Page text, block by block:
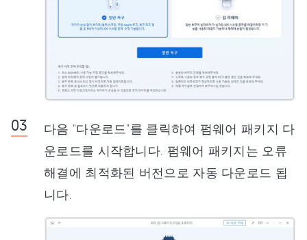
다음 "다운로드"를 클릭하여 펌웨어 패키지 다
운로드를 시작합니다. 펌웨어 패키지는 오류
해결에 최적화된 버전으로 자동 다운로드 됩
니다.